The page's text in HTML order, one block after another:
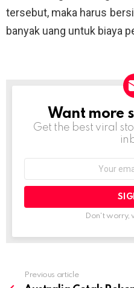
tersebut, maka harus
banyak uang untuk biaya
NEWSLETTER
Want more
Get the best viral
Don't worry,
Previous article